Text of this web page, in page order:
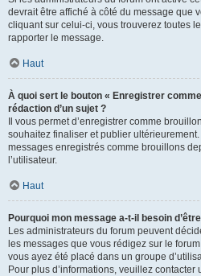
devrait être affiché à côté du message que
cliquant sur celui-ci, vous trouverez toutes
rapporter le message.
Haut
À quoi sert le bouton « Enregistrer
rédaction d’un sujet ?
Il vous permet d’enregistrer comme
souhaitez finaliser et publier
messages enregistrés comme brouillons
l’utilisateur.
Haut
Pourquoi mon message a-t-il besoin
Les administrateurs du forum peuvent
les messages que vous rédigez sur le
vous ayez été placé dans un groupe
Pour plus d’informations, veuillez